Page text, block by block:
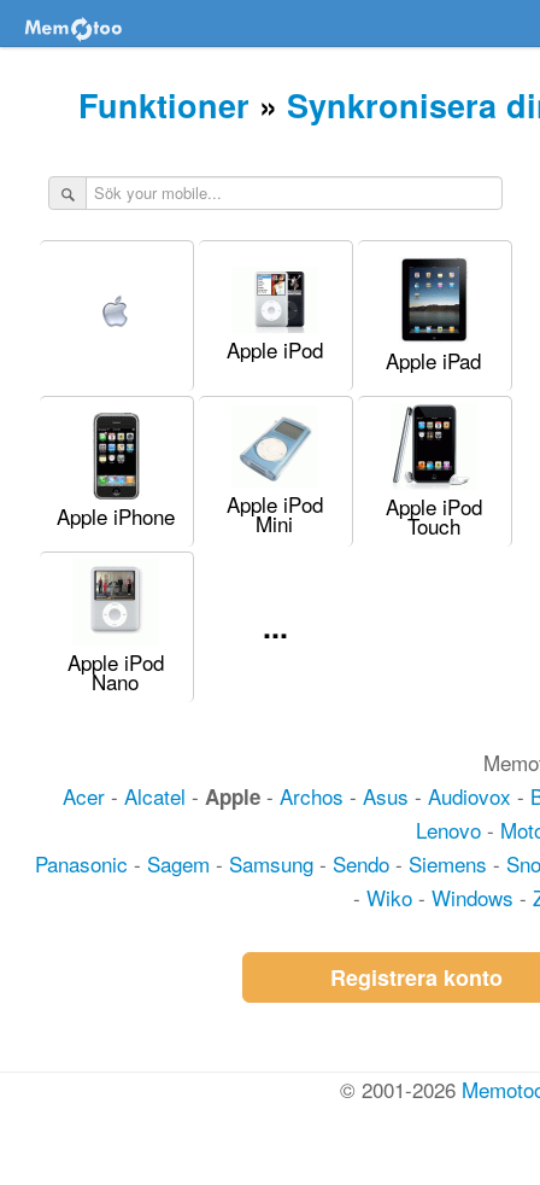
Funktioner » Synkronisera
Apple iPod Apple iPad
Apple iPhone Apple iPod
Mini
Apple iPod
Touch
Apple iPod
Nano
...
Acer - Alcatel - Apple - Archos - Asus - Audiovox -
Lenovo -
Panasonic - Sagem - Samsung - Sendo - Siemens -
-Wiko -Windows -
Registrera konto
© 2001-2026